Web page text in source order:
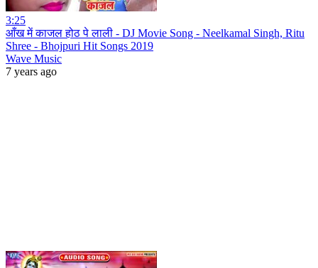
3:25
आँख में काजल होठ पे लाली - DJ Movie Song - Neelkamal Singh, Ritu
Shree - Bhojpuri Hit Songs 2019
Wave Music
7 years ago